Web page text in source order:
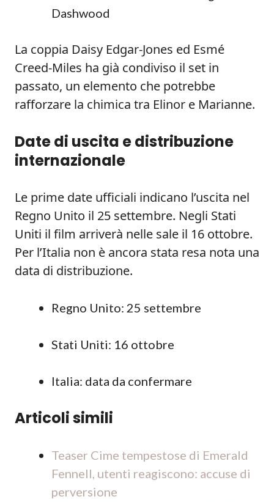
Dashwood
La coppia Daisy Edgar-Jones ed Esmé
Creed-Miles ha già condiviso il set in
passato, un elemento che potrebbe
rafforzare la chimica tra Elinor e Marianne.
Date di uscita e distribuzione
internazionale
Le prime date ufficiali indicano l’uscita nel
Regno Unito il 25 settembre. Negli Stati
Uniti il film arriverà nelle sale il 16 ottobre.
Per l’Italia non è ancora stata resa nota una
data di distribuzione.
Regno Unito: 25 settembre
Stati Uniti: 16 ottobre
Italia: data da confermare
Articoli simili
Teaser Cime tempestose di Emerald
Fennell, utenti reagiscono: accuse di
perversione